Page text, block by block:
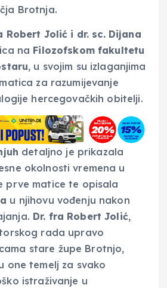
Brotnja.
Robert Jolić i dr. sc. Dijana
na Filozofskom fakultetu
, u svojim su izlaganjima
za razumijevanje
hercegovačkih obitelji.
detaljno je prikazala
okolnosti vremena u
prve matice te opisala
u njihovu vođenju nakon
Dr. fra Robert Jolić,
rada upravo
stare župe Brotnjo,
one temelj za svako
istraživanje u